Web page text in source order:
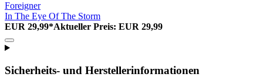
Foreigner
In The Eye Of The Storm
EUR 29,99*Aktueller Preis: EUR 29,99
Sicherheits- und Herstellerinformationen